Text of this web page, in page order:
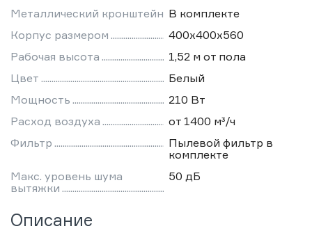
Металлический кронштейн В комплекте
Корпус размером
400х400х560
Рабочая высота
1,52 м от пола
Цвет
Белый
Мощность
210 Вт
Расход воздуха
от 1400 м³/ч
Фильтр
Пылевой фильтр в
комплекте
Макс. уровень шума
вытяжки
50 дБ
Описание